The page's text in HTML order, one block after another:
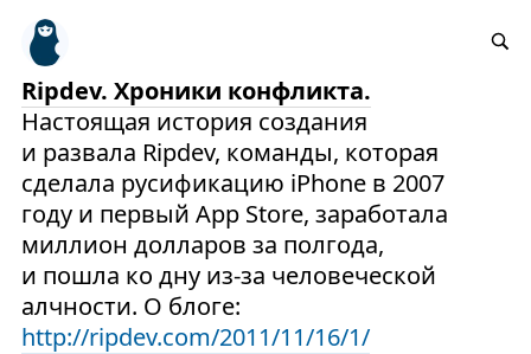
Ripdev. Хроники конфликта.
Настоящая история создания
и развала Ripdev, команды, которая
сделала русификацию iPhone в 2007
году и первый App Store, заработала
миллион долларов за полгода,
и пошла ко дну из-за человеческой
алчности. О блоге:
http://ripdev.com/2011/11/16/1/